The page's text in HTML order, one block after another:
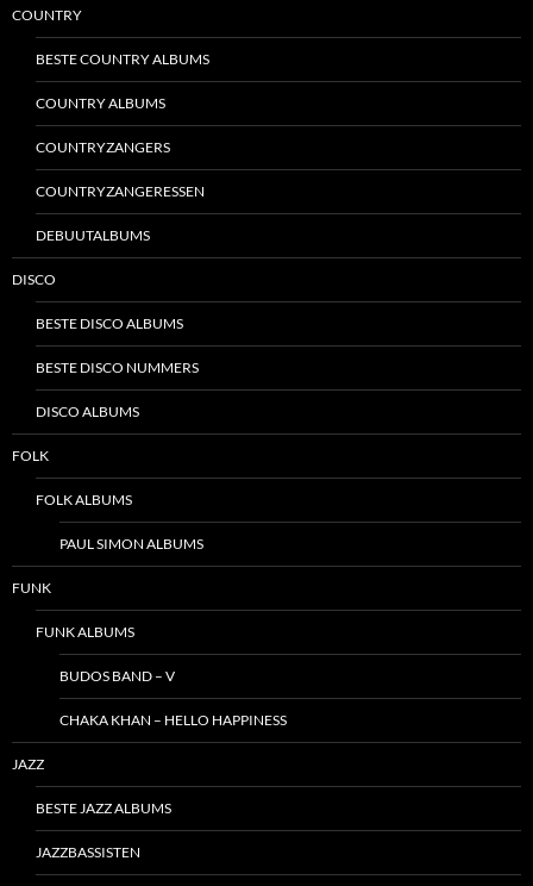
COUNTRY
BESTE COUNTRY ALBUMS
COUNTRY ALBUMS
COUNTRYZANGERS
COUNTRYZANGERESSEN
DEBUUTALBUMS
DISCO
BESTE DISCO ALBUMS
BESTE DISCO NUMMERS
DISCO ALBUMS
FOLK
FOLK ALBUMS
PAUL SIMON ALBUMS
FUNK
FUNK ALBUMS
BUDOS BAND – V
CHAKA KHAN – HELLO HAPPINESS
JAZZ
BESTE JAZZ ALBUMS
JAZZBASSISTEN